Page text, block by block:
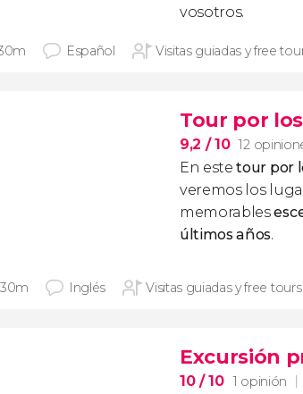
vosotros.
Español Visitas guiadas y free
Tour por
9,2 / 10 12
En estetour por
veremos los
memorables
últimos años.
Inglés Visitas guiadas y free tours
Excursión
10/ 10 1 opinión